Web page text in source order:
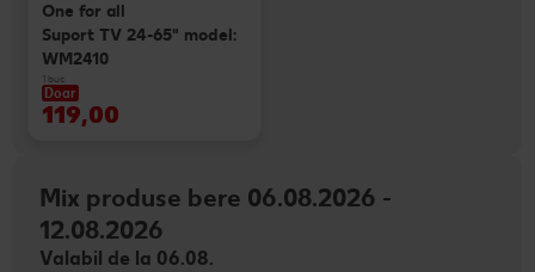
One for all
Suport TV 24-65" model:
WM2410
1 buc
Doar
119,00
Mix produse bere 06.08.2026 -
12.08.2026
Valabil de la 06.08.